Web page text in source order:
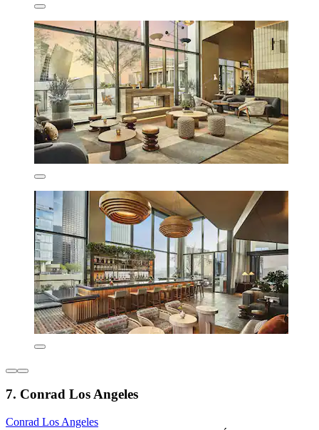
7. Conrad Los Angeles
Conrad Los Angeles